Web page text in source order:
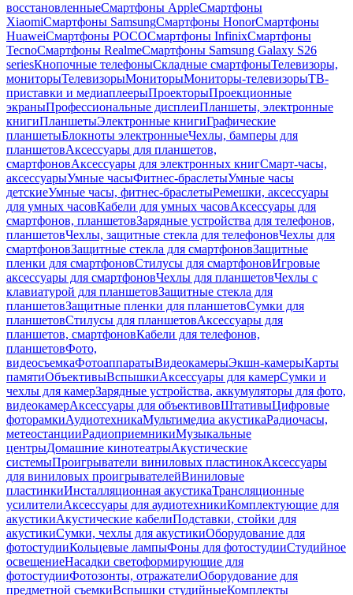
восстановленныеСмартфоны AppleСмартфоны
XiaomiСмартфоны SamsungСмартфоны HonorСмартфоны
HuaweiСмартфоны POCOСмартфоны InfinixСмартфоны
TecnoСмартфоны RealmeСмартфоны Samsung Galaxy S26
seriesКнопочные телефоныСкладные смартфоныТелевизоры,
мониторыТелевизорыМониторыМониторы-телевизорыТВ-
приставки и медиаплеерыПроекторыПроекционные
экраныПрофессиональные дисплеиПланшеты, электронные
книгиПланшетыЭлектронные книгиГрафические
планшетыБлокноты электронныеЧехлы, бамперы для
планшетовАксессуары для планшетов,
смартфоновАксессуары для электронных книгСмарт-часы,
аксессуарыУмные часыФитнес-браслетыУмные часы
детскиеУмные часы, фитнес-браслетыРемешки, аксессуары
для умных часовКабели для умных часовАксессуары для
смартфонов, планшетовЗарядные устройства для телефонов,
планшетовЧехлы, защитные стекла для телефоновЧехлы для
смартфоновЗащитные стекла для смартфоновЗащитные
пленки для смартфоновСтилусы для смартфоновИгровые
аксессуары для смартфоновЧехлы для планшетовЧехлы с
клавиатурой для планшетовЗащитные стекла для
планшетовЗащитные пленки для планшетовСумки для
планшетовСтилусы для планшетовАксессуары для
планшетов, смартфоновКабели для телефонов,
планшетовФото,
видеосъемкаФотоаппаратыВидеокамерыЭкшн-камерыКарты
памятиОбъективыВспышкиАксессуары для камерСумки и
чехлы для камерЗарядные устройства, аккумуляторы для фото,
видеокамерАксессуары для объективовШтативыЦифровые
фоторамкиАудиотехникаМультимедиа акустикаРадиочасы,
метеостанцииРадиоприемникиМузыкальные
центрыДомашние кинотеатрыАкустические
системыПроигрыватели виниловых пластинокАксессуары
для виниловых проигрывателейВиниловые
пластинкиИнсталляционная акустикаТрансляционные
усилителиАксессуары для аудиотехникиКомплектующие для
акустикиАкустические кабелиПодставки, стойки для
акустикиСумки, чехлы для акустикиОборудование для
фотостудииКольцевые лампыФоны для фотостудииСтудийное
освещениеНасадки светоформирующие для
фотостудииФотозонты, отражателиОборудование для
предметной съемкиВспышки студийныеКомплекты